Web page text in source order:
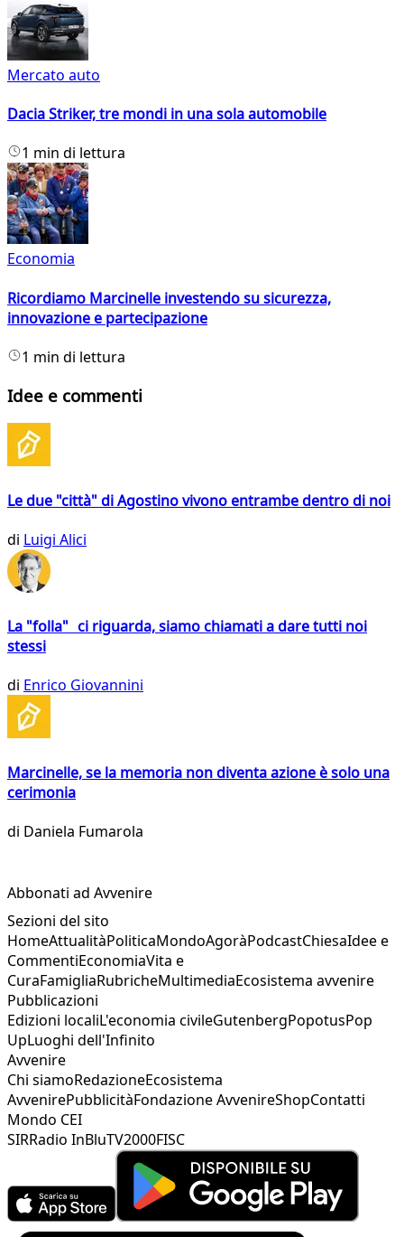
Mercato auto
Dacia Striker, tre mondi in una sola automobile
1 min di lettura
Economia
Ricordiamo Marcinelle investendo su sicurezza,
innovazione e partecipazione
1 min di lettura
Idee e commenti
Le due "città" di Agostino vivono entrambe dentro di noi
di Luigi Alici
La "folla" ci riguarda, siamo chiamati a dare tutti noi
stessi
di Enrico Giovannini
Marcinelle, se la memoria non diventa azione è solo una
cerimonia
di Daniela Fumarola
Abbonati ad Avvenire
Sezioni del sito
HomeAttualitàPoliticaMondoAgoràPodcastChiesaIdee e
CommentiEconomiaVita e
CuraFamigliaRubricheMultimediaEcosistema avvenire
Pubblicazioni
Edizioni localiL'economia civileGutenbergPopotusPop
UpLuoghi dell'Infinito
Avvenire
Chi siamoRedazioneEcosistema
AvvenirePubblicitàFondazione AvvenireShopContatti
Mondo CEI
SIRRadio InBluTV2000FISC